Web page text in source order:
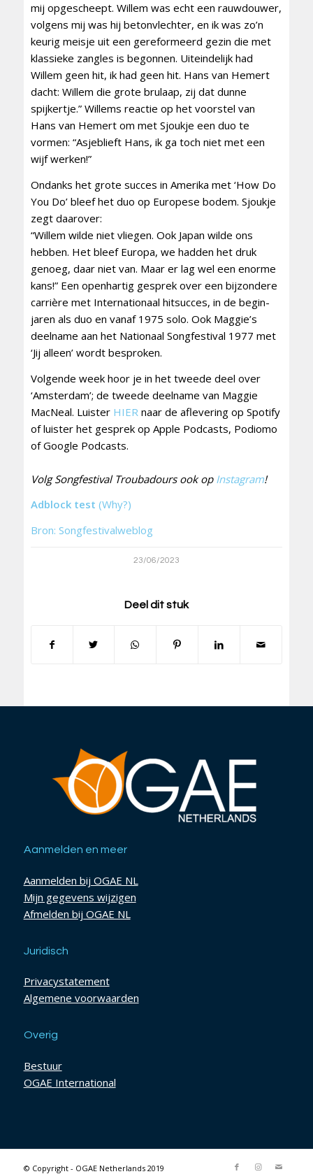
mij opgescheept. Willem was echt een rauwdouwer,
volgens mij was hij betonvlechter, en ik was zo’n
keurig meisje uit een gereformeerd gezin die met
klassieke zangles is begonnen. Uiteindelijk had
Willem geen hit, ik had geen hit. Hans van Hemert
dacht: Willem die grote brulaap, zij dat dunne
spijkertje.” Willems reactie op het voorstel van
Hans van Hemert om met Sjoukje een duo te
vormen: “Asjeblieft Hans, ik ga toch niet met een
wijf werken!”
Ondanks het grote succes in Amerika met ‘How Do
You Do’ bleef het duo op Europese bodem. Sjoukje
zegt daarover:
“Willem wilde niet vliegen. Ook Japan wilde ons
hebben. Het bleef Europa, we hadden het druk
genoeg, daar niet van. Maar er lag wel een enorme
kans!” Een openhartig gesprek over een bijzondere
carrière met Internationaal hitsucces, in de begin-
jaren als duo en vanaf 1975 solo. Ook Maggie’s
deelname aan het Nationaal Songfestival 1977 met
‘Jij alleen’ wordt besproken.
Volgende week hoor je in het tweede deel over
‘Amsterdam’; de tweede deelname van Maggie
MacNeal. Luister HIER naar de aflevering op Spotify
of luister het gesprek op Apple Podcasts, Podiomo
of Google Podcasts.
Volg Songfestival Troubadours ook op Instagram!
Adblock test (Why?)
Bron: Songfestivalweblog
23/06/2023
Deel dit stuk
Aanmelden en meer
Aanmelden bij OGAE NL
Mijn gegevens wijzigen
Afmelden bij OGAE NL
Juridisch
Privacystatement
Algemene voorwaarden
Overig
Bestuur
OGAE International
© Copyright - OGAE Netherlands 2019